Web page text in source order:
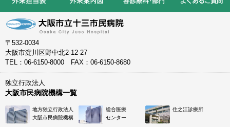
〒532-0034
大阪市淀川区野中北2-12-27
TEL：06-6150-8000 FAX：06-6150-8680
独立行政法人
大阪市民病院機構一覧
地方独立行政法人
大阪市民病院機構
総合医療
センター
住之江診療所